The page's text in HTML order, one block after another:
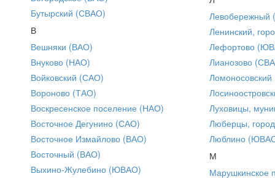
Бутырский (СВАО)
В
Вешняки (ВАО)
Внуково (НАО)
Войковский (САО)
Вороново (ТАО)
Воскресенское поселение (НАО)
Восточное Дегунино (САО)
Восточное Измайлово (ВАО)
Восточный (ВАО)
Выхино-Жулебино (ЮВАО)
Ленинский,
Лефортово
Лианозово
Луховицы,
Люберцы,
Люблино
М
Марушкинское